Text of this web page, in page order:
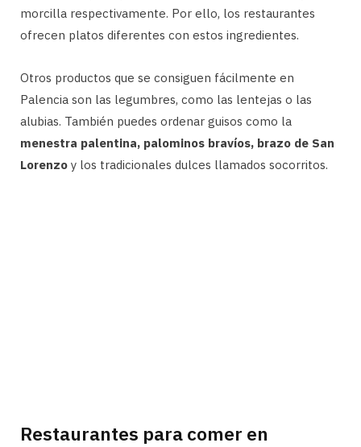
morcilla respectivamente. Por ello, los restaurantes
ofrecen platos diferentes con estos ingredientes.
Otros productos que se consiguen fácilmente en
Palencia son las legumbres, como las lentejas o las
alubias. También puedes ordenar guisos como la
menestra palentina, palominos bravíos, brazo de San
Lorenzo y los tradicionales dulces llamados socorritos.
Restaurantes para comer en